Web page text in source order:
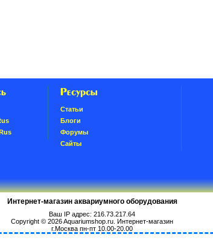
Ресурсы
Статьи
Блоги
Форумы
Сайты
Интернет-магазин аквариумного оборудования
Ваш IP адрес: 216.73.217.64
Copyright © 2026Aquariumshop.ru . Интернет-магазин
г.Москва пн-пт 10.00-20.00